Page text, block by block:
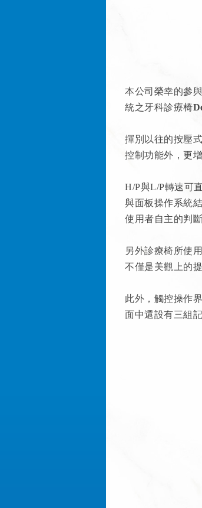
本公司榮幸的參
統之牙科診療椅
揮別以往的按壓
控制功能外，更
H/P與L/P轉速可
與面板操作系統
使用者自主的判
另外診療椅所使
不僅是美觀上的
此外，觸控操作
面中還設有三組